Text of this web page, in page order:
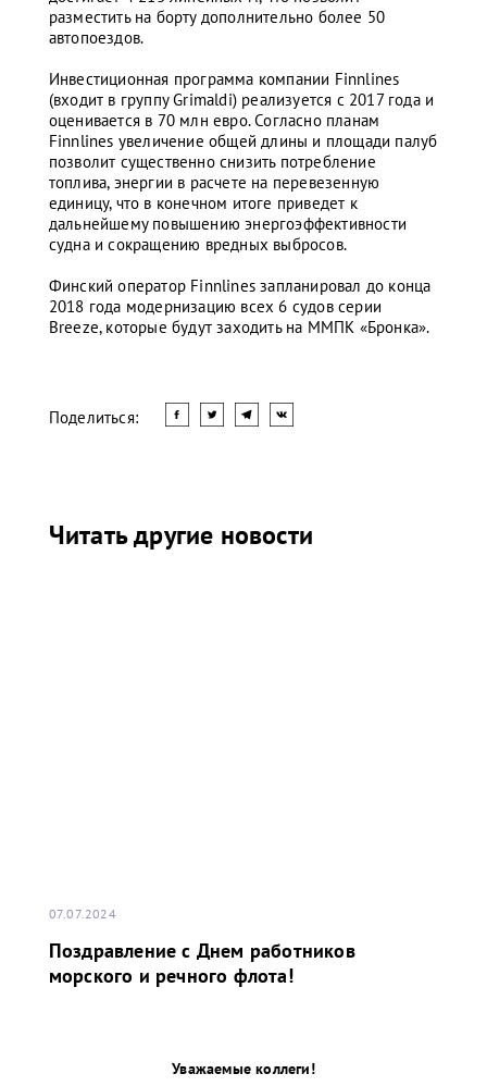
разместить на борту дополнительно более 50
автопоездов.
Инвестиционная программа компании Finnlines
(входит в группу Grimaldi) реализуется с 2017 года и
оценивается в 70 млн евро. Согласно планам
Finnlines увеличение общей длины и площади палуб
позволит существенно снизить потребление
топлива, энергии в расчете на перевезенную
единицу, что в конечном итоге приведет к
дальнейшему повышению энергоэффективности
судна и сокращению вредных выбросов.
Финский оператор Finnlines запланировал до конца
2018 года модернизацию всех 6 судов серии
Breeze, которые будут заходить на ММПК «Бронка».
Поделиться:
Читать другие новости
07.07.2024
Поздравление с Днем работников
морского и речного флота!
Уважаемые коллеги!